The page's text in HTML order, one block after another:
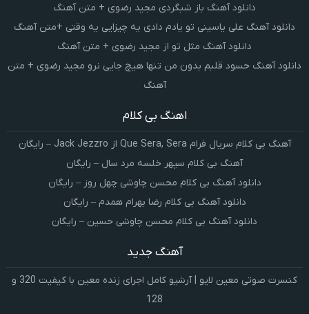
دانلود آهنگ باز شبگردی مجید رضوی + متن آهنگ
دانلود آهنگ علی یاسینی تو یادم دادی یه چیزایی یه وقتی +متن آهنگ
دانلود آهنگ مثل تو از مجید رضوی + متن آهنگ
دانلود آهنگ حسود قلبم بدون من تنها هیچ جایی نرو مجید رضوی + متن
آهنگ
اهنگ بی کلام
آهنگ بی کلام سریال فرام Que Sera, Sera از Jack Jezzro – رایگان
آهنگ بی کلام سپهر خلسه مرد سال – رایگان
دانلود آهنگ بی کلام محسن چاوشی چهل روز – رایگان
دانلود آهنگ بی کلام رضا بهرام همدم – رایگان
دانلود آهنگ بی کلام محسن چاوشی حسین – رایگان
آهنگ جدید
کنسرت صوتی معین لایو | آرشیو کامل اجرای زنده معین با کیفیت 320 و
128